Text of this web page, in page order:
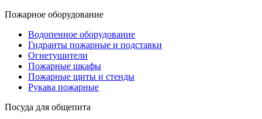
Пожарное оборудование
Водопенное оборудование
Гидранты пожарные и подставки
Огнетушители
Пожарные шкафы
Пожарные щиты и стенды
Рукава пожарные
Посуда для общепита